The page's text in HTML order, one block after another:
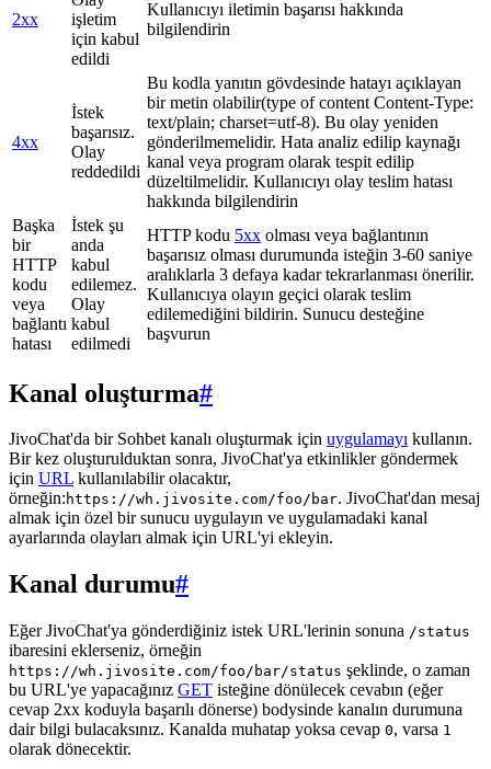
2xx
işletim
için kabul
edildi
Kullanıcıyı iletimin başarısı hakkında
bilgilendirin
4xx
İstek
başarısız.
Olay
reddedildi
Bu kodla yanıtın gövdesinde hatayı açıklayan
bir metin olabilir(type of content Content-Type:
text/plain; charset=utf-8). Bu olay yeniden
gönderilmemelidir. Hata analiz edilip kaynağı
kanal veya program olarak tespit edilip
düzeltilmelidir. Kullanıcıyı olay teslim hatası
hakkında bilgilendirin
Başka
bir
HTTP
kodu
veya
bağlantı
hatası
İstek şu
anda
kabul
edilemez.
Olay
kabul
edilmedi
HTTP kodu 5xx olması veya bağlantının
başarısız olması durumunda isteğin 3-60 saniye
aralıklarla 3 defaya kadar tekrarlanması önerilir.
Kullanıcıya olayın geçici olarak teslim
edilemediğini bildirin. Sunucu desteğine
başvurun
Kanal oluşturma#
JivoChat'da bir Sohbet kanalı oluşturmak için uygulamayı kullanın.
Bir kez oluşturulduktan sonra, JivoChat'ya etkinlikler göndermek
için URL kullanılabilir olacaktır,
örneğin: https://wh.jivosite.com/foo/bar. JivoChat'dan mesaj
almak için özel bir sunucu uygulayın ve uygulamadaki kanal
ayarlarında olayları almak için URL'yi ekleyin.
Kanal durumu#
Eğer JivoChat'ya gönderdiğiniz istek URL'lerinin sonuna /status
ibaresini eklerseniz, örneğin
https://wh.jivosite.com/foo/bar/status şeklinde, o zaman
bu URL'ye yapacağınız GET isteğine dönülecek cevabın (eğer
cevap 2xx koduyla başarılı dönerse) bodysinde kanalın durumuna
dair bilgi bulacaksınız. Kanalda muhatap yoksa cevap 0, varsa 1
olarak dönecektir.